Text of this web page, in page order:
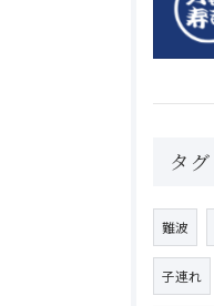
タグ
難波
子連れ